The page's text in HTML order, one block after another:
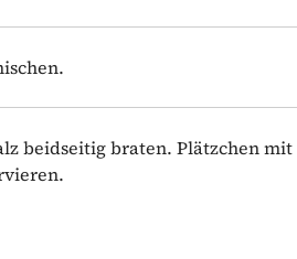
beidseitig braten. Plätzchen mit